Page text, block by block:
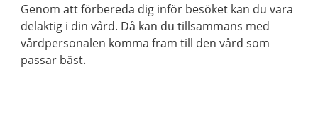
Genom att förbereda dig inför besöket kan du vara
delaktig i din vård. Då kan du tillsammans med
vårdpersonalen komma fram till den vård som
passar bäst.